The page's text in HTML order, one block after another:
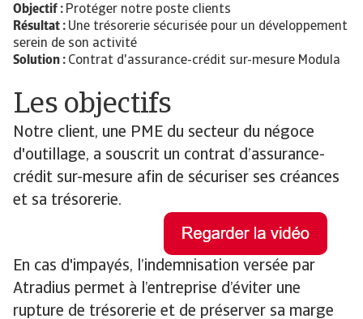
Les objectifs
Notre client, une PME du secteur du négoce
d'outillage, a souscrit un contrat d’assurance-
crédit sur-mesure afin de sécuriser ses créances
et sa trésorerie.
En cas d'impayés, l’indemnisation versée par
Atradius permet à l’entreprise d’éviter une
rupture de trésorerie et de préserver sa marge
Objectif : Protéger notre poste clients
Résultat : Une trésorerie sécurisée pour un développement
serein de son activité
Solution : Contrat d'assurance-crédit sur-mesure Modula